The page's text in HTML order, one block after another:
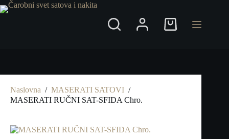
Preskoči
na
Shopping
Naslovna / MASERATI SATOVI /
MASERATI RUČNI SAT-SFIDA Chro.